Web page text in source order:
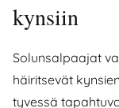
kynsiin
Solunsalpaajat
häiritsevät
tyvessä